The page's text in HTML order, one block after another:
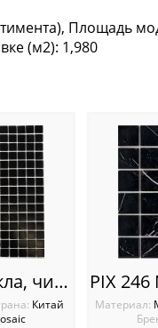
Картины и панно
Галька
Площадь
(м2): 1,980
PIX119 из стекла, чип 20x20 мм, сетка 316х316х4 мм
Китай
Материал: